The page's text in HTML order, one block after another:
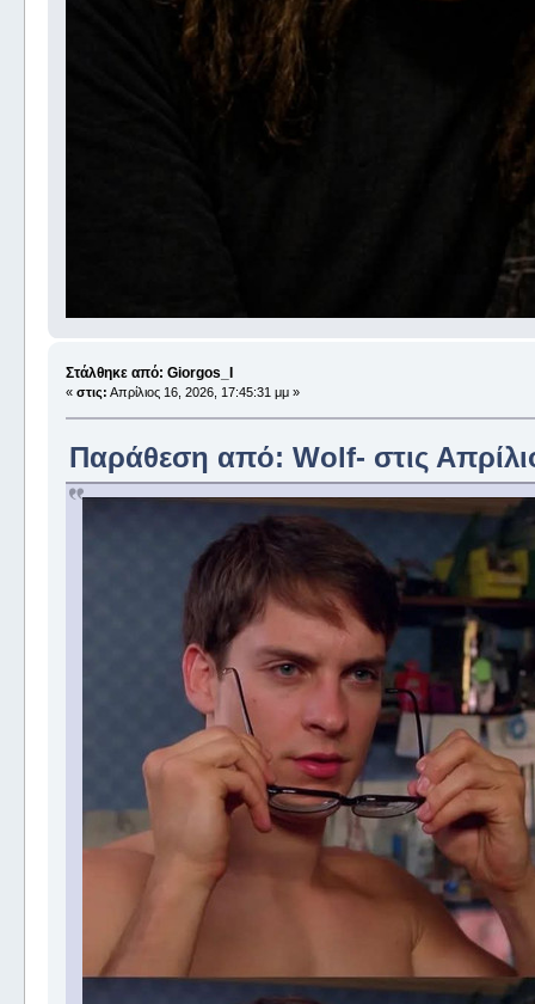
Στάλθηκε από: Giorgos_I
« στις: Απρίλιος 16, 2026, 17:45:31 μμ »
Παράθεση από: Wolf- στις